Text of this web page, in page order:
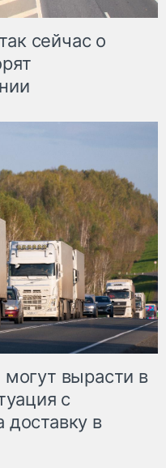
сейчас о
могут вырасти в
с
доставку в